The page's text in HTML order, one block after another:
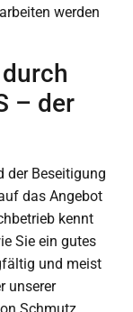
werden
– der
der Beseitigung
das Angebot
kennt
Sie ein gutes
und meist
unserer